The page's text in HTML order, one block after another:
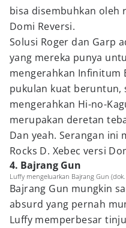
bisa disembuhkan oleh
Domi Reversi.
Solusi Roger dan Garp
yang mereka punya
mengerahkan Infinitum
pukulan kuat beruntun,
mengerahkan Hi-no-
merupakan deretan
Dan yeah. Serangan ini
Rocks D. Xebec versi
4. Bajrang Gun
Luffy mengeluarkan Bajrang Gun
Bajrang Gun mungkin
absurd yang pernah
Luffy memperbesar